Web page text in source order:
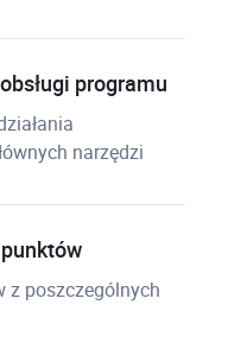
programu
narzędzi
z poszczególnych